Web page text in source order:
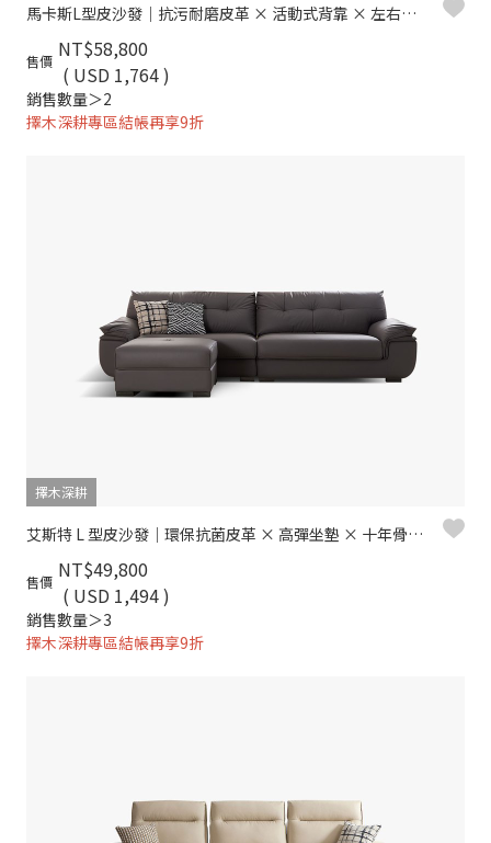
馬卡斯L型皮沙發｜抗污耐磨皮革 × 活動式背靠 × 左右移動腳椅 – 擇木深耕
售價 NT$58,800
( USD 1,764 )
銷售數量＞2
擇木深耕專區結帳再享9折
擇木深耕
艾斯特 L 型皮沙發｜環保抗菌皮革 × 高彈坐墊 × 十年骨架保固 – 擇木深耕系列
售價 NT$49,800
( USD 1,494 )
銷售數量＞3
擇木深耕專區結帳再享9折